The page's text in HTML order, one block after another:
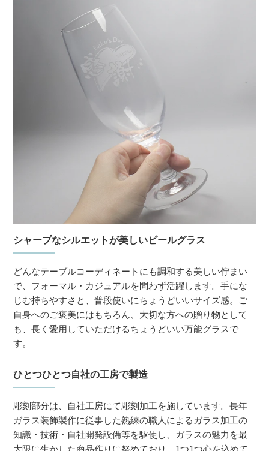
シャープなシルエットが美しいビールグラス
どんなテーブルコーディネートにも調和する美しい佇まい
で、フォーマル・カジュアルを問わず活躍します。手にな
じむ持ちやすさと、普段使いにちょうどいいサイズ感。ご
自身へのご褒美にはもちろん、大切な方への贈り物として
も、長く愛用していただけるちょうどいい万能グラスで
す。
ひとつひとつ自社の工房で製造
彫刻部分は、自社工房にて彫刻加工を施しています。長年
ガラス装飾製作に従事した熟練の職人によるガラス加工の
知識・技術・自社開発設備等を駆使し、ガラスの魅力を最